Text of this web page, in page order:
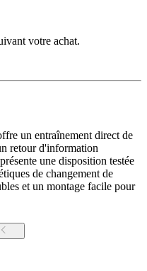
votre achat.
un entraînement direct de
retour d'information
une disposition testée
de changement de
et un montage facile pour